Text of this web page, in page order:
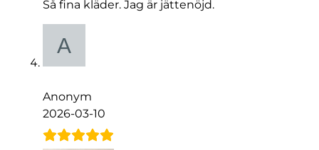
Så fina kläder. Jag är jättenöjd.
Anonym
2026-03-10